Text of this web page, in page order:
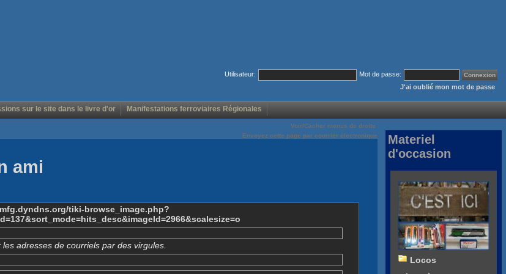
Utilisateur:
Mot de passe:
J'ai oublié mon mot de passe
sur le site dans le livre d'or Manifestations ferroviaires Régionales
Voir/Cacher menus de droite
Envoyez cette page par courrier électronique
ami
tiki-browse_image.php?
les adresses de courriels par des virgules.
Materiel
d'occasion
Locos